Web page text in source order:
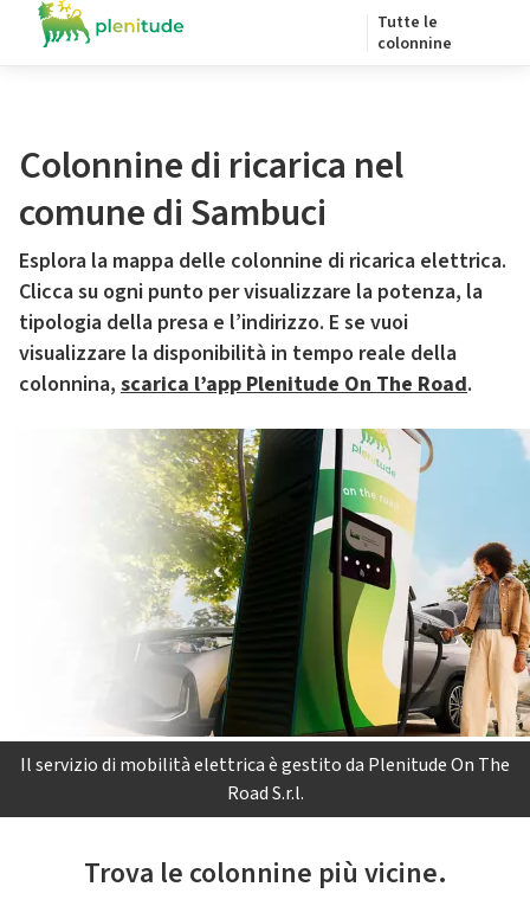
Tutte le
colonnine
Colonnine di ricarica nel
comune di Sambuci
Esplora la mappa delle colonnine di ricarica elettrica.
Clicca su ogni punto per visualizzare la potenza, la
tipologia della presa e l’indirizzo. E se vuoi
visualizzare la disponibilità in tempo reale della
colonnina, scarica l’app Plenitude On The Road.
Il servizio di mobilità elettrica è gestito da Plenitude On The
Road S.r.l.
Trova le colonnine più vicine.